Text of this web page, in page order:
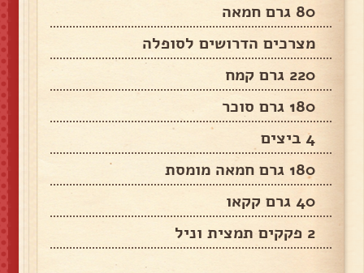
80 גרם חמאה
מצרכים הדרושים לסופלה
220 גרם קמח
180 גרם סוכר
4 ביצים
180 גרם חמאה מומסת
40 גרם קקאו
2 פקקים תמצית וניל